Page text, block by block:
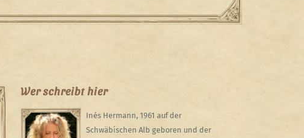
Wer schreibt hier
Inés Hermann, 1961 auf der
Schwäbischen Alb geboren und der